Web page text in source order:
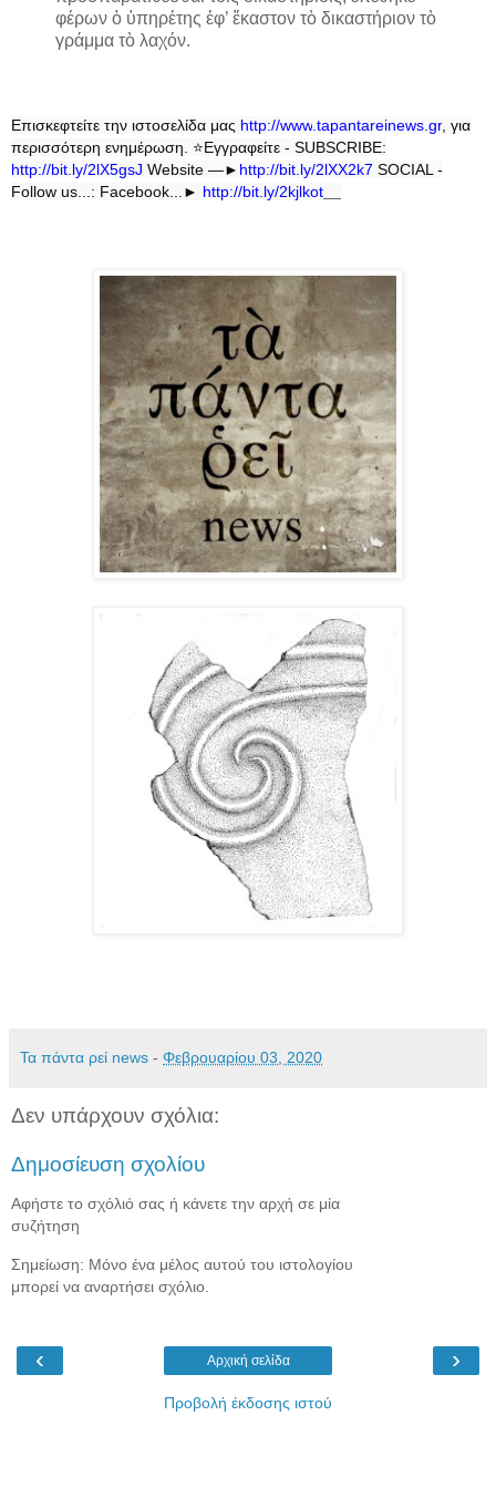
φέρων ὁ ὑπηρέτης ἐφ’ ἕκαστον τὸ δικαστήριον τὸ
γράμμα τὸ λαχόν.
Επισκεφτείτε την ιστοσελίδα μας http://www.tapantareinews.gr, για
περισσότερη ενημέρωση. ⭐Εγγραφείτε - SUBSCRIBE:
http://bit.ly/2lX5gsJ Website —► http://bit.ly/2lXX2k7 SOCIAL -
Follow us...: Facebook...► http://bit.ly/2kjlkot
Τα πάντα ρεί news - Φεβρουαρίου 03, 2020
Δεν υπάρχουν σχόλια:
Δημοσίευση σχολίου
Αφήστε το σχόλιό σας ή κάνετε την αρχή σε μία
συζήτηση
Σημείωση: Μόνο ένα μέλος αυτού του ιστολογίου
μπορεί να αναρτήσει σχόλιο.
‹ ›
Αρχική σελίδα
Προβολή έκδοσης ιστού